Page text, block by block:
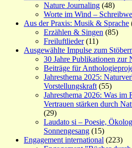
Nature Journaling (48)
Worte im Wind –
Aus der Praxis: Musik & Sprache
Erzählen & Singen (85)
Freiluftlieder(11)
Ausgewählte Impulse zum
30 Jahre Publikationen zur
Beiträge für
Jahresthema 2025:
Vorstellungskraft(55)
Jahresthema 2026: Was im
Vertrauen stärken durch
(29)
Laudato si – Poesie,
Sonnengesang (15)
Engagement international (223)